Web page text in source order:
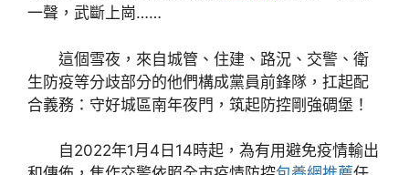
一聲，武斷上崗……
這個雪夜，來自城管、住建、路況、交警、衛
生防疫等分歧部分的他們構成黨員前鋒隊，扛起配
合義務：守好城區南年夜門，筑起防控剛強碉堡！
自2022年1月4日14時起，為有用避免疫情輸出